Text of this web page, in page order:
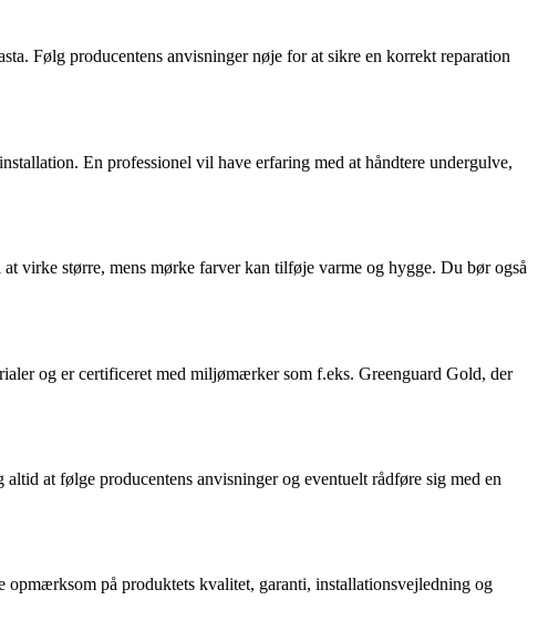
Følg producentens anvisninger nøje for at sikre en korrekt reparation
En professionel vil have erfaring med at håndtere undergulve,
virke større, mens mørke farver kan tilføje varme og hygge. Du bør også
og er certificeret med miljømærker som f.eks. Greenguard Gold, der
at følge producentens anvisninger og eventuelt rådføre sig med en
på produktets kvalitet, garanti, installationsvejledning og